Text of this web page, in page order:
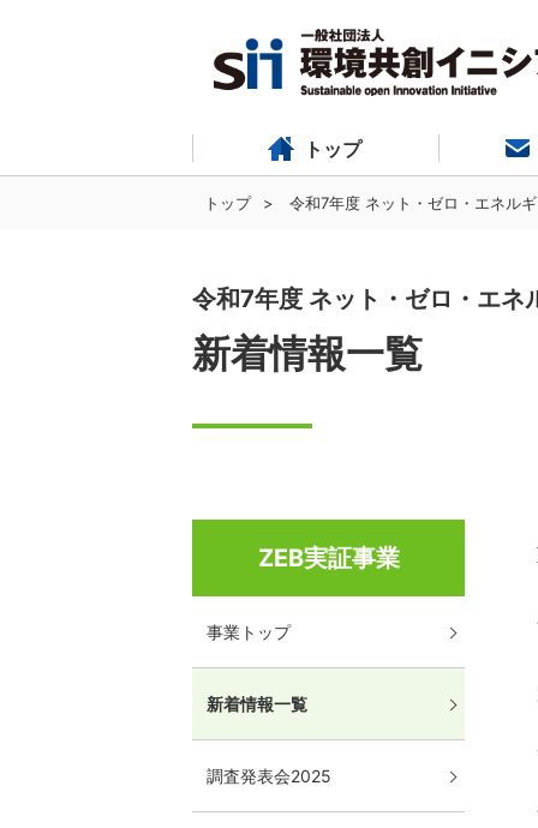
トップ
トップ 令和7年度 ネット・ゼロ・エネル
令和7年度 ネット・ゼロ・エネ
新着情報一覧
ZEB実証事業
事業トップ
新着情報一覧
調査発表会2025